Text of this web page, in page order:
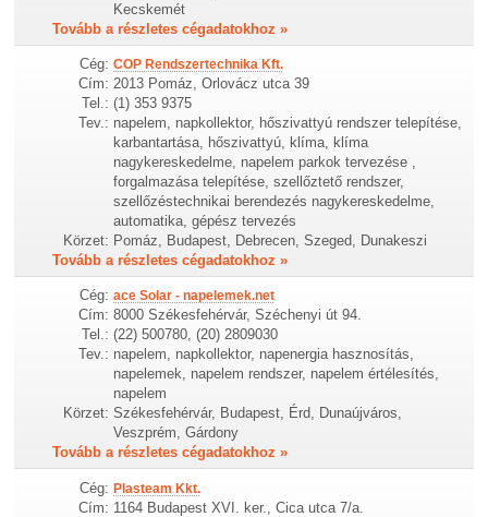
Kecskemét
Tovább a részletes cégadatokhoz »
Cég: COP Rendszertechnika Kft.
Cím: 2013 Pomáz, Orlovácz utca 39
Tel.: (1) 353 9375
Tev.: napelem, napkollektor, hőszivattyú rendszer telepítése,
karbantartása, hőszivattyú, klíma, klíma
nagykereskedelme, napelem parkok tervezése ,
forgalmazása telepítése, szellőztető rendszer,
szellőzéstechnikai berendezés nagykereskedelme,
automatika, gépész tervezés
Körzet: Pomáz, Budapest, Debrecen, Szeged, Dunakeszi
Tovább a részletes cégadatokhoz »
Cég: ace Solar - napelemek.net
Cím: 8000 Székesfehérvár, Széchenyi út 94.
Tel.: (22) 500780, (20) 2809030
Tev.: napelem, napkollektor, napenergia hasznosítás,
napelemek, napelem rendszer, napelem értélesítés,
napelem
Körzet: Székesfehérvár, Budapest, Érd, Dunaújváros,
Veszprém, Gárdony
Tovább a részletes cégadatokhoz »
Cég: Plasteam Kkt.
Cím: 1164 Budapest XVI. ker., Cica utca 7/a.